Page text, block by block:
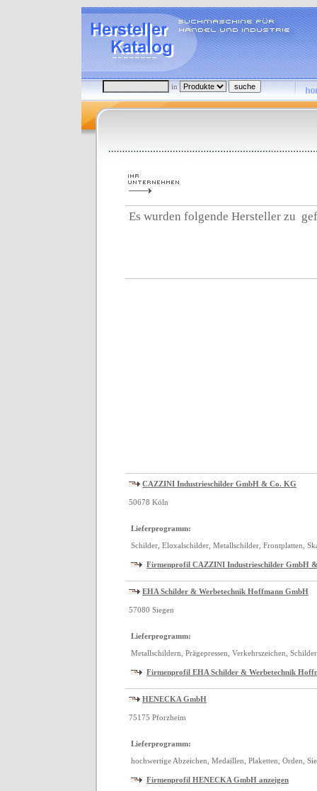
in
Es wurden folgende Hersteller zu
CAZZINI Industrieschilder GmbH & Co. KG
50678 Köln
Lieferprogramm:
Schilder, Eloxalschilder, Metallschilder, Frontplatten,
Firmenprofil CAZZINI Industrieschilder GmbH
EHA Schilder & Werbetechnik Hoffmann GmbH
57080 Siegen
Lieferprogramm:
Metallschildern, Prägepressen, Verkehrszeichen,
Firmenprofil EHA Schilder & Werbetechnik
HENECKA GmbH
75175 Pforzheim
Lieferprogramm:
hochwertige Abzeichen, Medaillen, Plaketten, Orden,
Firmenprofil HENECKA GmbH anzeigen